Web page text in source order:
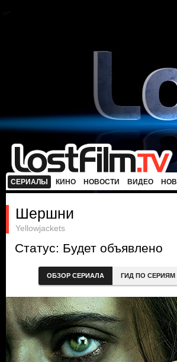
СЕРИАЛЫ КИНО НОВОСТИ ВИДЕО
Шершни
Yellowjackets
Статус: Будет объявлено
ОБЗОР СЕРИАЛА ГИД ПО СЕРИЯМ